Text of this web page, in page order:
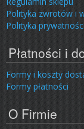
Polityka zwrotów i
Polityka prywatności
Płatności i
Formy i koszty
Formy płatności
O Firmie